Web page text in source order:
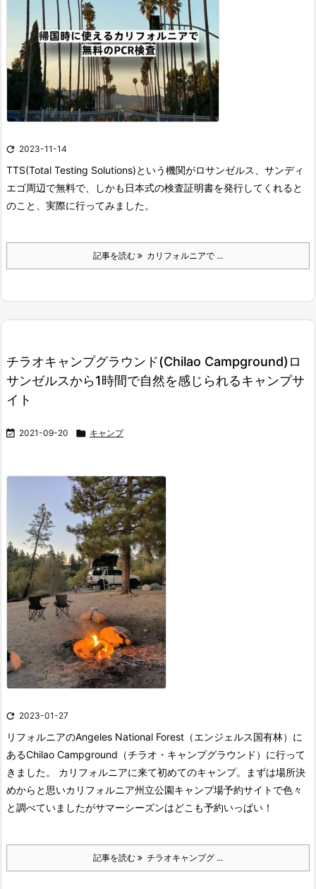
 2023-11-14
TTS(Total Testing Solutions)という機関がロサンゼルス、サンディ
エゴ周辺で無料で、しかも日本式の検査証明書を発行してくれると
のこと、実際に行ってみました。
記事を読む カリフォルニアで ...
チラオキャンプグラウンド(Chilao Campground)ロ
サンゼルスから1時間で自然を感じられるキャンプサ
イト
 2021-09-20  キャンプ
 2023-01-27
リフォルニアのAngeles National Forest（エンジェルス国有林）に
あるChilao Campground（チラオ・キャンプグラウンド）に行って
きました。 カリフォルニアに来て初めてのキャンプ。まずは場所決
めからと思いカリフォルニア州立公園キャンプ場予約サイトで色々
と調べていましたがサマーシーズンはどこも予約いっぱい！
記事を読む チラオキャンプグ ...